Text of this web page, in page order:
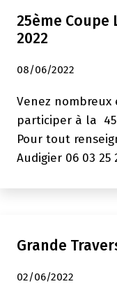
25ème Coupe
2022
08/06/2022
Venez
participer à la
Pour tout
Audigier 06 03 25
Grande
02/06/2022